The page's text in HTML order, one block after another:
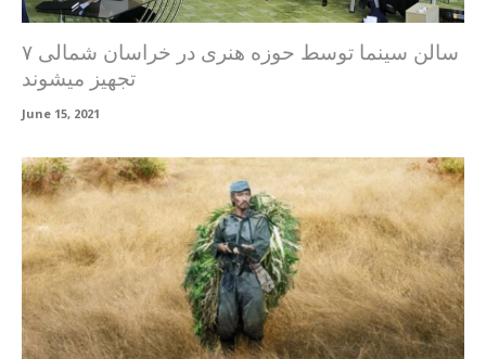
۷ سالن سینما توسط حوزه هنری در خراسان شمالی
تجهیز میشوند
June 15, 2021